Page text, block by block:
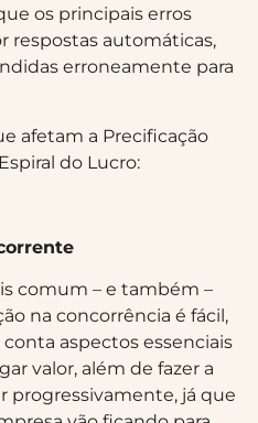
os principais erros
respostas automáticas,
erroneamente para
afetam a Precificação
do Lucro:
comum – e também –
na concorrência é fácil,
aspectos essenciais
valor, além de fazer a
progressivamente, já que